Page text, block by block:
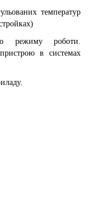
температур
режиму роботи.
в системах